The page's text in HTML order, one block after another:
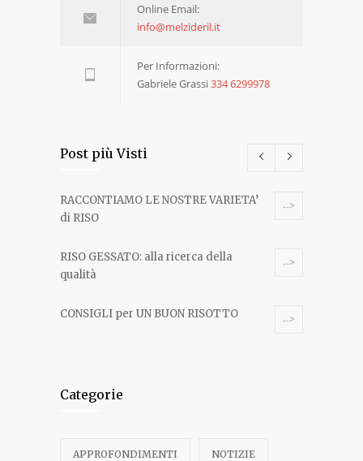
Online Email:
info@melzideril.it
Per Informazioni:
Gabriele Grassi334 6299978
Post più Visti
RACCONTIAMO LE NOSTRE VARIETA’
di RISO
-->
RISO GESSATO: alla ricerca della
qualità
-->
CONSIGLI per UN BUON RISOTTO -->
Categorie
APPROFONDIMENTI NOTIZIE